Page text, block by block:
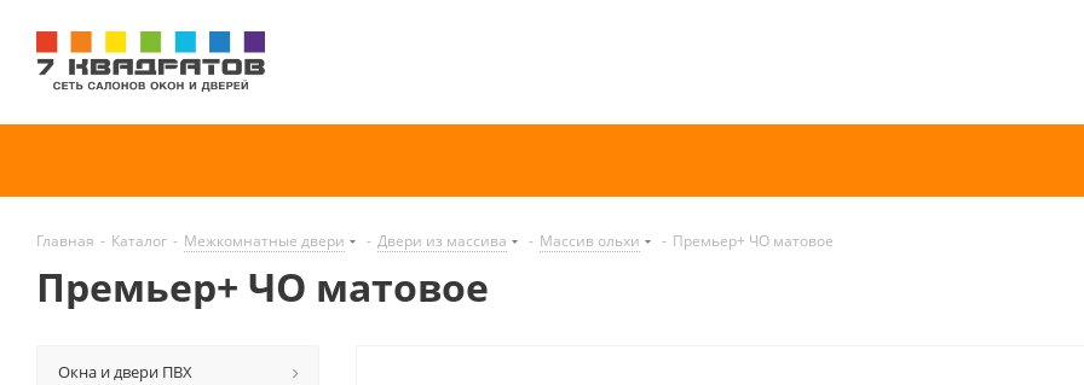
Главная - Каталог - Межкомнатные двери - Двери из массива - Массив ольхи - Премьер+ ЧО матовое
Премьер+ ЧО матовое
Окна и двери ПВХ